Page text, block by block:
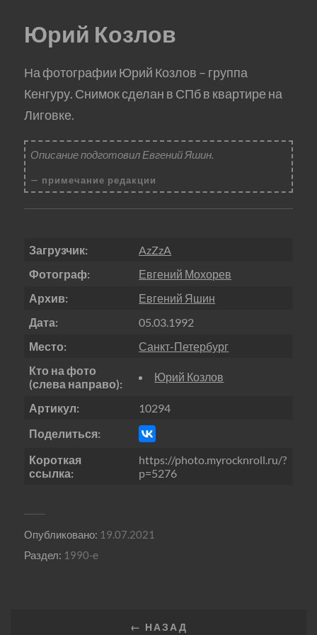
Юрий Козлов
На фотографии Юрий Козлов – группа
Кенгуру. Снимок сделан в СПб в квартире на
Лиговке.
Описание подготовил Евгений Яшин.
примечание редакции
Загрузчик:
AzZzA
Фотограф:
Евгений Мохорев
Архив:
Евгений Яшин
Дата:
05.03.1992
Место:
Санкт-Петербург
Кто на фото
(слева направо):
Юрий Козлов
Артикул:
10294
Поделиться:
Короткая
ссылка:
https://photo.myrocknroll.ru/?
p=5276
Опубликовано: 19.07.2021
Раздел: 1990-е
← НАЗАД